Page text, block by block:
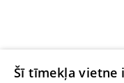
Šī tīmekļa vietne